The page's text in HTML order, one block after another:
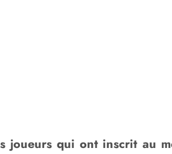
qui ont inscrit au